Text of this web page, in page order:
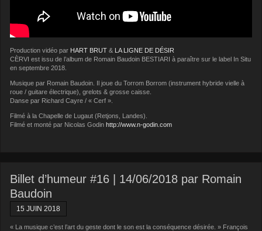
Production vidéo par HART BRUT & LA LIGNE DE DÉSIR
CÈRVI est issu de l’album de Romain Baudoin BESTIARI à paraître sur le label In Situ
en septembre 2018.
Musique par Romain Baudoin. Il joue du Torrom Borrom (instrument hybride vielle à
roue / guitare électrique), grelots & grosse caisse.
Danse par Richard Cayre / « Cerf ».
Filmé à la Chapelle de Lugaut (Retjons, Landes).
Filmé et monté par Nicolas Godinhttp://www.n-godin.com
Billet d’humeur #16 | 14/06/2018 par Romain
Baudoin
15 JUIN 2018
« La musique c’est l’art du geste dont le son est la conséquence désirée. » François